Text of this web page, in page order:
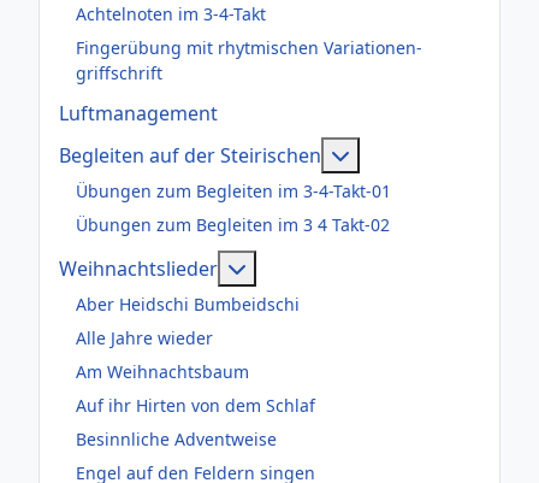
Achtelnoten im 3-4-Takt
Fingerübung mit rhytmischen Variationen-
griffschrift
Luftmanagement
Begleiten auf der Steirischen
Übungen zum Begleiten im 3-4-Takt-01
Übungen zum Begleiten im 3 4 Takt-02
Weihnachtslieder
Aber Heidschi Bumbeidschi
Alle Jahre wieder
Am Weihnachtsbaum
Auf ihr Hirten von dem Schlaf
Besinnliche Adventweise
Engel auf den Feldern singen